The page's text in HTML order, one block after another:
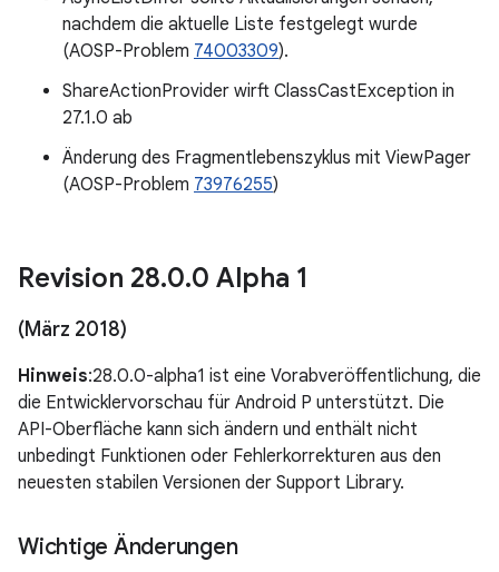
nachdem die aktuelle Liste festgelegt wurde
(AOSP-Problem 74003309).
ShareActionProvider wirft ClassCastException in
27.1.0 ab
Änderung des Fragmentlebenszyklus mit ViewPager
(AOSP-Problem 73976255)
Revision 28.0.0 Alpha 1
(März 2018)
Hinweis:28.0.0-alpha1 ist eine Vorabveröffentlichung, die
die Entwicklervorschau für Android P unterstützt. Die
API-Oberfläche kann sich ändern und enthält nicht
unbedingt Funktionen oder Fehlerkorrekturen aus den
neuesten stabilen Versionen der Support Library.
Wichtige Änderungen